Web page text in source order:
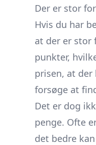
Der er stor
Hvis du har
at der er stor
punkter,
prisen, at
forsøge at
Det er dog
penge. Ofte
det bedre